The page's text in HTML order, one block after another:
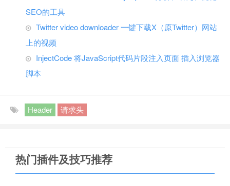
SEO的工具
Twitter video downloader 一键下载X（原Twitter）网站
上的视频
InjectCode 将JavaScript代码片段注入页面 插入浏览器
脚本
Header 请求头
热门插件及技巧推荐